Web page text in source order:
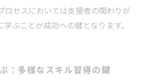
ロセスにおいては支援者の関わりが
ぶことが成功への鍵となります。
：多様なスキル習得の鍵